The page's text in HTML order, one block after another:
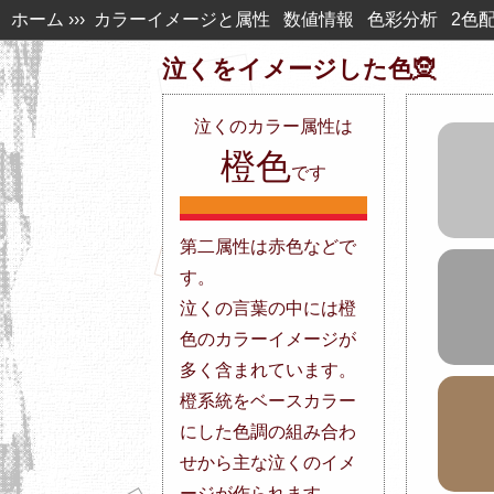
ホーム ››› カラーイメージと属性 数値情報 色彩分析 2色
泣くをイメージした色🧝
泣く のカラー属性は
橙色です
第二属性は赤色などで
す。
泣くの言葉の中には橙
色のカラーイメージが
多く含まれています。
橙系統をベースカラー
にした色調の組み合わ
せから主な泣くのイメ